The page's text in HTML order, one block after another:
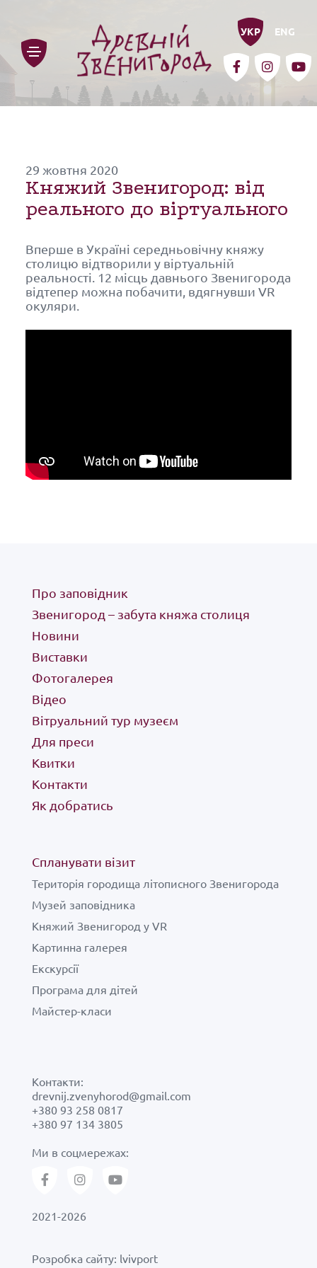
про заповідник
звенигород – забута
княжа столиця
майстер-класи
для преси
УКР ENG
29 жовтня 2020
Княжий Звенигород: від
реального до віртуального
Вперше в Україні середньовічну княжу
столицю відтворили у віртуальній
реальності. 12 місць давнього Звенигорода
відтепер можна побачити, вдягнувши VR
окуляри.
Контакти:
drevnij.zvenyhorod@gmail.com
+380 93 258 0817
+380 97 134 3805
Ми в соцмережах:
2021-2026
Розробка сайту: lvivport
Про заповідник
Звенигород – забута княжа столиця
Новини
Виставки
Фотогалерея
Відео
Вітруальний тур музеєм
Для преси
Квитки
Контакти
Як добратись
Спланувати візит
Територія городища літописного Звенигорода
Музей заповідника
Княжий Звенигород у VR
Картинна галерея
Екскурсії
Програма для дітей
Майстер-класи